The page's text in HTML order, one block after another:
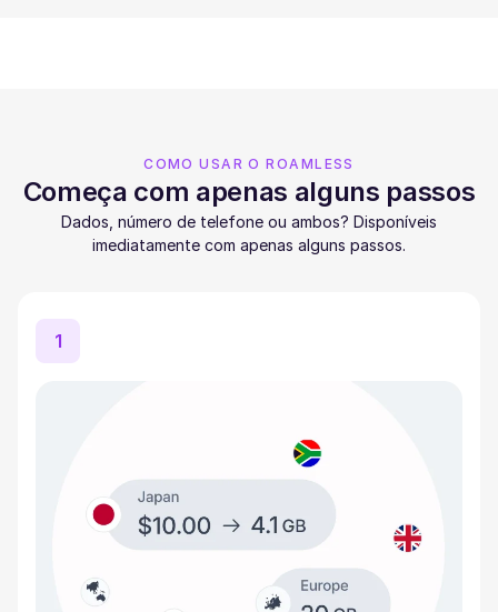
COMO USAR O ROAMLESS
Começa com apenas alguns passos
Dados, número de telefone ou ambos? Disponíveis
imediatamente com apenas alguns passos.
1